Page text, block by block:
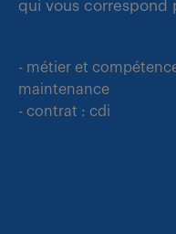
qui vous correspond
- métier et
maintenance
- contrat : cdi